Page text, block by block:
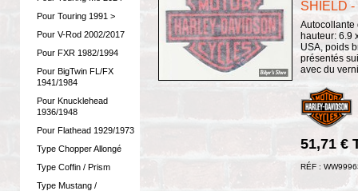
Pour Touring 1991 >
Pour V-Rod 2002/2017
Pour FXR 1982/1994
Pour BigTwin FL/FX
1941/1984
Pour Knucklehead
1936/1948
Pour Flathead 1929/1973
Type Chopper Allongé
Type Coffin / Prism
Type Mustang /
SHIELD -
Autocollante
hauteur: 6.9
USA, poids
présentés
avec du
51,71 €
RÉF :